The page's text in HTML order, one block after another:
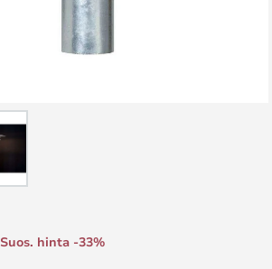
Suos. hinta -33%